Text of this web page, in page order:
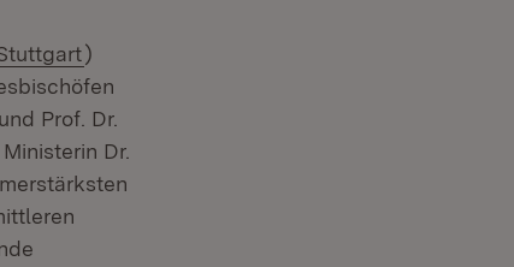
(Öffnet in neuem Fenster)
)
in neuem Fenster)
Prof. Dr.
in neuem Fenster)
Dr.